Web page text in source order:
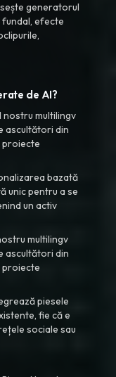
generatorul
fundal, efecte
de AI?
nostru multilingv
ascultători din
proiecte
bazată
unic pentru a se
un activ
multilingv
ascultători din
proiecte
piesele
fie că e
sociale sau